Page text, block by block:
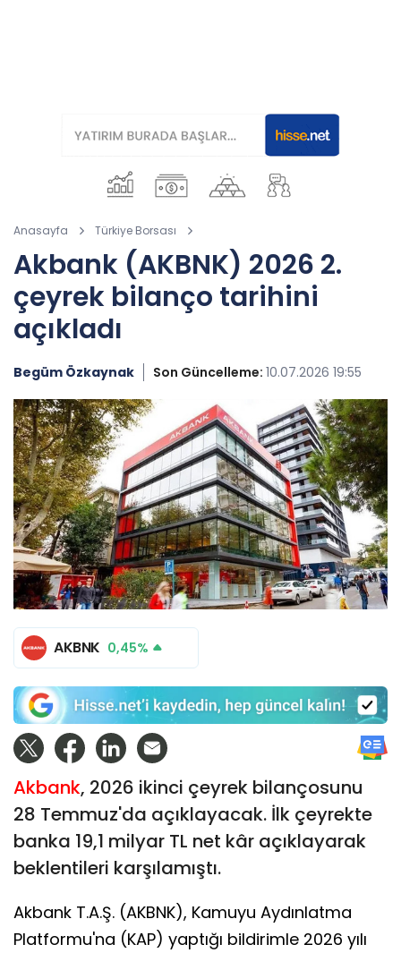
Anasayfa Türkiye Borsası
Akbank (AKBNK) 2026 2.
çeyrek bilanço tarihini
açıkladı
Begüm Özkaynak Son Güncelleme: 10.07.2026 19:55
AKBNK 0,45%
Akbank, 2026 ikinci çeyrek bilançosunu
28 Temmuz'da açıklayacak. İlk çeyrekte
banka 19,1 milyar TL net kâr açıklayarak
beklentileri karşılamıştı.
Akbank T.A.Ş. (AKBNK), Kamuyu Aydınlatma
Platformu'na (KAP) yaptığı bildirimle 2026 yılı